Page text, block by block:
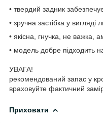
• твердий задник
• зручна застібка у вигляді
• якісна, гнучка, не важка,
• модель добре підходить
УВАГА!
рекомендований запас у
враховуйте фактичний
Приховати